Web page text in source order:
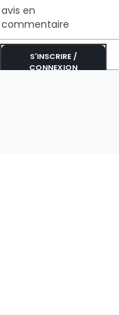
avis en
commentaire
S'INSCRIRE /
CONNEXION